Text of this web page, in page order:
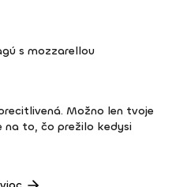
s mozzarellou
Možno len tvoje
na to, čo prežilo kedysi